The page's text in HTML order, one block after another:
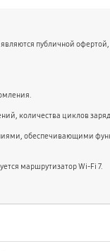
публичной
количества циклов
обеспечивающими
маршрутизатор Wi-Fi 7.